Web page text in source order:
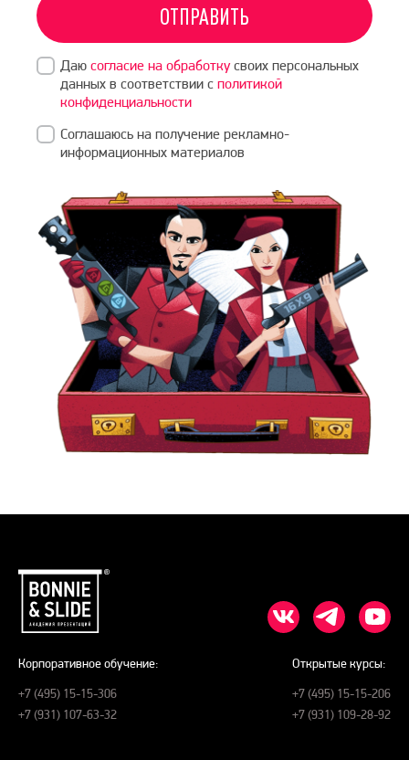
ОТПРАВИТЬ
Даю согласие на обработкусвоих персональных
данных в соответствии с политикой
конфиденциальности
Соглашаюсь на получение рекламно-
информационных материалов
Корпоративное обучение:
+7 (495) 15-15-306
+7 (931) 107-63-32
Открытые курсы:
+7 (495) 15-15-206
+7 (931) 109-28-92